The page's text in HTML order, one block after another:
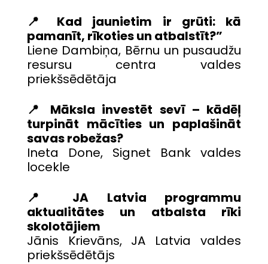
📍 Kad jaunietim ir grūti: kā
pamanīt, rīkoties un atbalstīt?”
Liene Dambiņa, Bērnu un pusaudžu
resursu centra valdes
priekšsēdētāja
📍 Māksla investēt sevī – kādēļ
turpināt mācīties un paplašināt
savas robežas?
Ineta Done, Signet Bank valdes
locekle
📍 JA Latvia programmu
aktualitātes un atbalsta rīki
skolotājiem
Jānis Krievāns, JA Latvia valdes
priekšsēdētājs